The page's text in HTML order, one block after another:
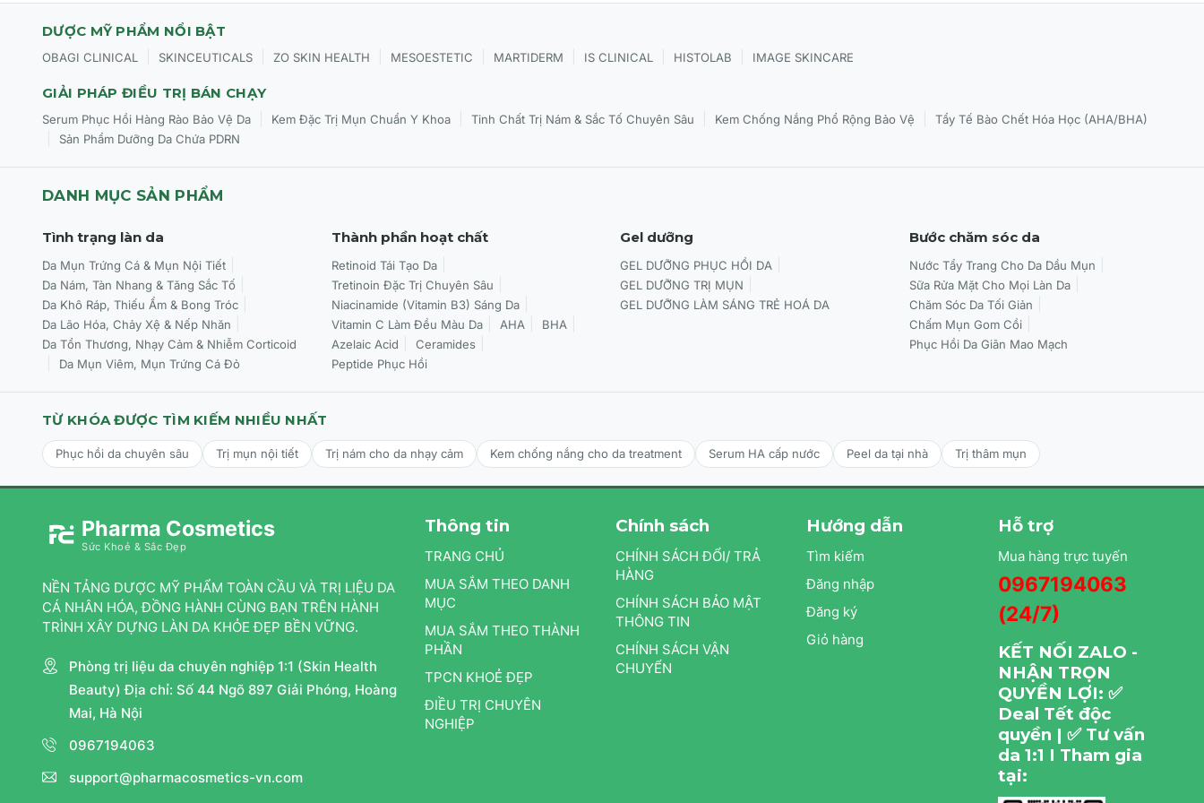
Mọi loại da: Da khô, da thường, da hỗn hợp, da nhạy cảm, da tuổi teen và da dầu.
Da gặp các vấn đề: Da mụn, da lão hóa, nếp nhăn, da bị tổn thương do ánh nắng, da có nhiều đốm sắc tố.
Phù hợp cho cả phụ nữ mang thai.
Lấy một miếng pad và lau nhẹ nhàng khắp mặt đã được làm sạch.
Sử dụng 1-2 lần/ngày, vào buổi sáng và/hoặc buổi tối, hoặc theo hướng dẫn của chuyên gia.
Không cần rửa lại với nước.
DƯỢC MỸ PHẨM NỔI BẬT
OBAGI CLINICAL SKINCEUTICALS ZO SKIN HEALTH MESOESTETIC MARTIDERM IS CLINICAL HISTOLAB IMAGE SKINCARE
GIẢI PHÁP ĐIỀU TRỊ BÁN CHẠY
Serum Phục Hồi Hàng Rào Bảo Vệ Da Kem Đặc Trị Mụn Chuẩn Y Khoa Tinh Chất Trị Nám & Sắc Tố Chuyên Sâu Kem Chống Nắng Phổ Rộng Bảo Vệ Tẩy Tế Bào Chết Hóa Học (AHA/BHA)
Sản Phẩm Dưỡng Da Chứa PDRN
DANH MỤC SẢN PHẨM
Tình trạng làn da
Da Mụn Trứng Cá & Mụn Nội Tiết
Da Nám, Tàn Nhang & Tăng Sắc Tố
Da Khô Ráp, Thiếu Ẩm & Bong Tróc
Da Lão Hóa, Chảy Xệ & Nếp Nhăn
Da Tổn Thương, Nhạy Cảm & Nhiễm Corticoid
Da Mụn Viêm, Mụn Trứng Cá Đỏ
Thành phần hoạt chất
Retinoid Tái Tạo Da
Tretinoin Đặc Trị Chuyên Sâu
Niacinamide (Vitamin B3) Sáng Da
Vitamin C Làm Đều Màu Da
AHA
BHA
Azelaic Acid
Ceramides
Peptide Phục Hồi
Gel dưỡng
GEL DƯỠNG PHỤC HỒI DA
GEL DƯỠNG TRỊ MỤN
GEL DƯỠNG LÀM SÁNG TRẺ HOÁ DA
Bước chăm sóc da
Nước Tẩy Trang Cho Da Dầu Mụn
Sữa Rửa Mặt Cho Mọi Làn Da
Chăm Sóc Da Tối Giản
Chấm Mụn Gom Cồi
Phục Hồi Da Giãn Mao Mạch
TỪ KHÓA ĐƯỢC TÌM KIẾM NHIỀU NHẤT
Phục hồi da chuyên sâu Trị mụn nội tiết Trị nám cho da nhạy cảm Kem chống nắng cho da treatment Serum HA cấp nước Peel da tại nhà Trị thâm mụn
Pharma Cosmetics
Sức Khoẻ & Sắc Đẹp
NỀN TẢNG DƯỢC MỸ PHẨM TOÀN CẦU VÀ TRỊ LIỆU DA
CÁ NHÂN HÓA, ĐỒNG HÀNH CÙNG BẠN TRÊN HÀNH
TRÌNH XÂY DỰNG LÀN DA KHỎE ĐẸP BỀN VỮNG.
Phòng trị liệu da chuyên nghiệp 1:1 (Skin Health
Beauty) Địa chỉ: Số 44 Ngõ 897 Giải Phóng, Hoàng
Mai, Hà Nội
0967194063
support@pharmacosmetics-vn.com
Thông tin
TRANG CHỦ
MUA SẮM THEO DANH
MỤC
MUA SẮM THEO THÀNH
PHẦN
TPCN KHOẺ ĐẸP
ĐIỀU TRỊ CHUYÊN
NGHIỆP
Chính sách
CHÍNH SÁCH ĐỔI/ TRẢ
HÀNG
CHÍNH SÁCH BẢO MẬT
THÔNG TIN
CHÍNH SÁCH VẬN
CHUYỂN
Hướng dẫn
Tìm kiếm
Đăng nhập
Đăng ký
Giỏ hàng
Hỗ trợ
Mua hàng trực tuyến
0967194063
(24/7)
KẾT NỐI ZALO -
NHẬN TRỌN
QUYỀN LỢI: ✅
Deal Tết độc
quyền | ✅ Tư vấn
da 1:1 I Tham gia
tại: